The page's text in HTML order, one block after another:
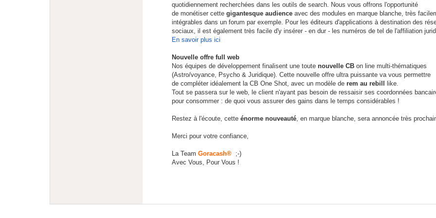
quotidiennement recherchées dans les outils de search. Nous vous offrons l'opportunité
de monétiser cette gigantesque audienceavec des modules en marque blanche, très
intégrables dans un forum par exemple. Pour les éditeurs d'applications à destination des
sociaux, il est également très facile d'y insérer - en dur - les numéros de tel de l'affiliation
En savoir plus ici
Nouvelle offre full web
Nos équipes de développement finalisent une toute nouvelle CBon line multi-thématiques
(Astro/voyance, Psycho & Juridique). Cette nouvelle offre ultra puissante va vous permettre
de compléter idéalement la CB One Shot, avec un modèle de rem au rebill
like.
Tout se passera sur le web, le client n'ayant pas besoin de ressaisir ses coordonnées
pour consommer : de quoi vous assurer des gains dans le temps considérables !
Restez à l'écoute, cette énorme nouveauté, en marque blanche, sera annoncée très
Merci pour votre confiance,
La Team Goracash®;-)
Avec Vous, Pour Vous !